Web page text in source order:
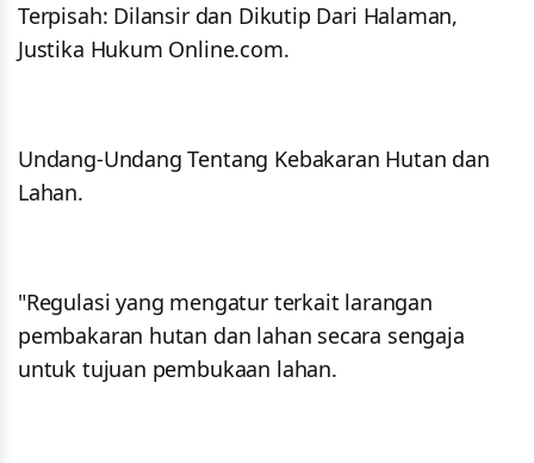
Terpisah: Dilansir dan Dikutip Dari Halaman,
Justika Hukum Online.com.
Undang-Undang Tentang Kebakaran Hutan dan
Lahan.
"Regulasi yang mengatur terkait larangan
pembakaran hutan dan lahan secara sengaja
untuk tujuan pembukaan lahan.